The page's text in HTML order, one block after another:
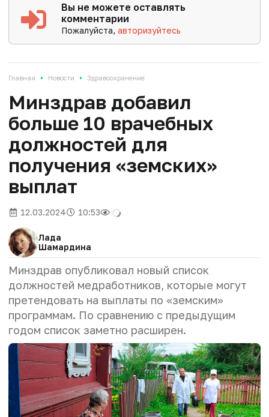
Вы не можете оставлять
комментарии
Пожалуйста,авторизуйтесь
Главная • Новости • Здравоохранение
Минздрав добавил
больше 10 врачебных
должностей для
получения «земских»
выплат
12.03.2024 10:53
Лада
Шамардина
Минздрав опубликовал новый список
должностей медработников, которые могут
претендовать на выплаты по «земским»
программам. По сравнению с предыдущим
годом список заметно расширен.